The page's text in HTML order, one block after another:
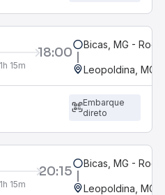
18:00
1h 15m
Bicas, MG -
Leopoldina, MG
Embarque
direto
20:15
1h 15m
Bicas, MG -
Leopoldina, MG